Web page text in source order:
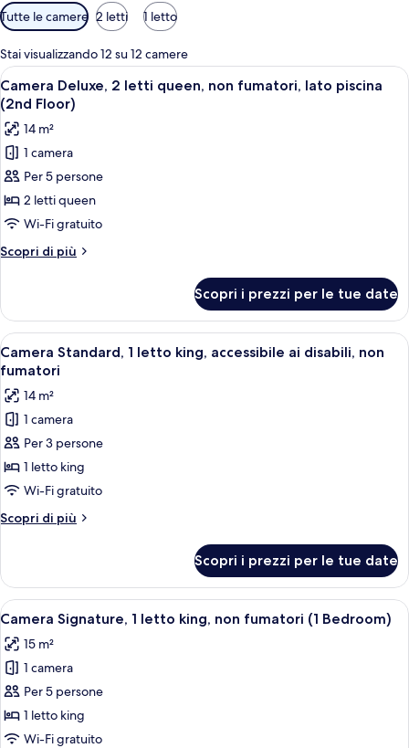
Filtri
disponibili
per
le
camere
Tutte le camere 2 letti 1 letto
Stai visualizzando 12 su 12 camere
Apri
tutte
le
foto
per
Camera
Deluxe,
2
letti
queen,
fumatori,
lato
piscina
(2nd
Floor)
Camera d'albergo con due letti, un
5
Camera Deluxe, 2 letti queen, non fumatori, lato piscina
(2nd Floor)
14 m²
1 camera
Per 5 persone
2 letti queen
Wi-Fi gratuito
Scopri di più
Altri
Deluxe,
letti
queen,
fumatori,
lato
piscina
(2nd
Floor)
Scopri i prezzi per le tue date
Apri
tutte
le
foto
per
Camera
Standard,
1
letto
king,
ai
disabili,
non
fumatori
Una camera d'albergo con un letto,
8
Camera Standard, 1 letto king, accessibile ai disabili, non
fumatori
14 m²
1 camera
Per 3 persone
1 letto king
Wi-Fi gratuito
Scopri di più
Altri
Standard,
letto
accessibile
ai
disabili,
non
fumatori
Scopri i prezzi per le tue date
Apri
tutte
le
foto
per
Camera
Signature,
Una camera d'albergo con un letto,
5
Camera Signature, 1 letto king, non fumatori (1 Bedroom)
15 m²
1 camera
Per 5 persone
1 letto king
Wi-Fi gratuito